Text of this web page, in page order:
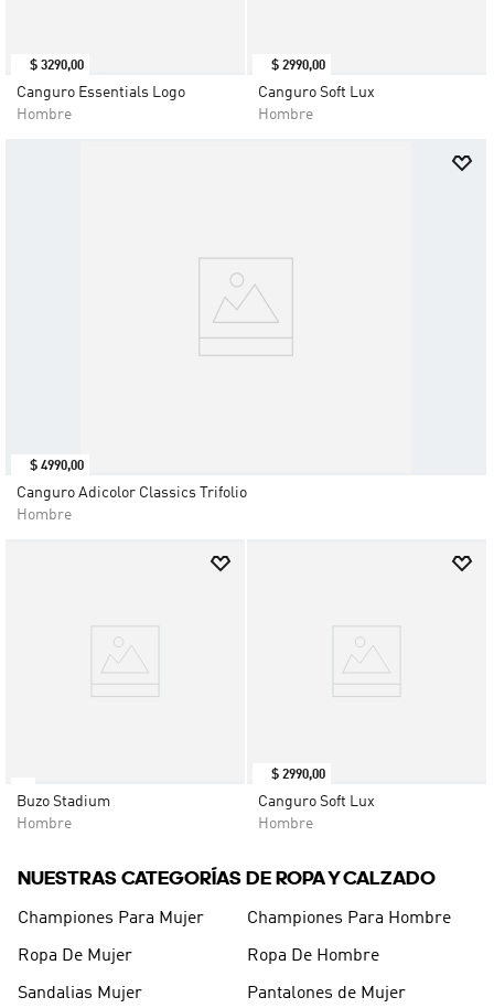
$ 3290,00
Canguro Essentials Logo
Hombre
$ 2990,00
Canguro Soft Lux
Hombre
$ 4990,00
Canguro Adicolor Classics Trifolio
Hombre
Buzo Stadium
Hombre
$ 2990,00
Canguro Soft Lux
Hombre
NUESTRAS CATEGORÍAS DE ROPA Y CALZADO
Championes Para Mujer Championes Para Hombre
Ropa De Mujer Ropa De Hombre
Sandalias Mujer Pantalones de Mujer